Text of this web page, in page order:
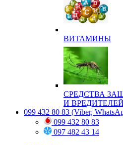
ВИТАМИНЫ
СРЕДСТВА
И ВРЕДИТЕЛЕЙ
099 432 80 83 (Viber,
099 432 80 83
097 482 43 14